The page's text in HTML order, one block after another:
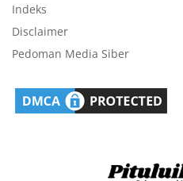
Indeks
Disclaimer
Pedoman Media Siber